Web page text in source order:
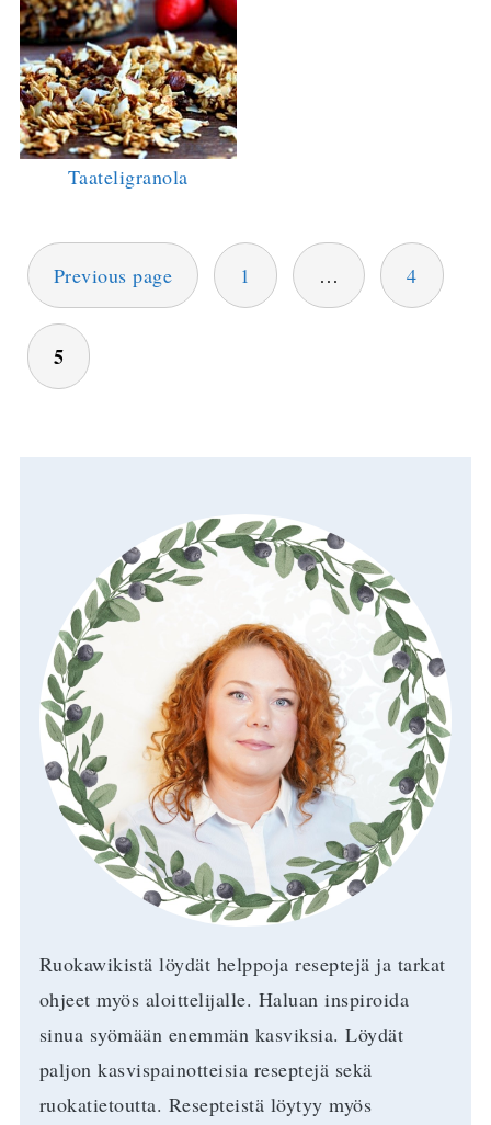
Taateligranola
ARTIKKELIEN
SELAUS
Previous page 1 … 4
5
Ruokawikistä löydät helppoja reseptejä ja tarkat
ohjeet myös aloittelijalle. Haluan inspiroida
sinua syömään enemmän kasviksia. Löydät
paljon kasvispainotteisia reseptejä sekä
ruokatietoutta. Resepteistä löytyy myös